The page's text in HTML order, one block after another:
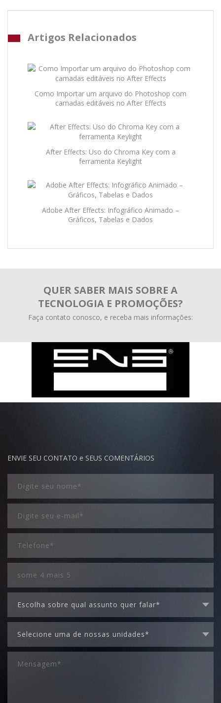
Artigos Relacionados
Como Importar um arquivo do Photoshop com
camadas editáveis no After Effects
After Effects: Uso do Chroma Key com a
ferramenta Keylight
Adobe After Effects: Infográfico Animado –
Gráficos, Tabelas e Dados
QUER SABER MAIS SOBRE A
TECNOLOGIA E PROMOÇÕES?
Faça contato conosco, e receba mais informações:
ENVIE SEU CONTATO e SEUS COMENTÁRIOS